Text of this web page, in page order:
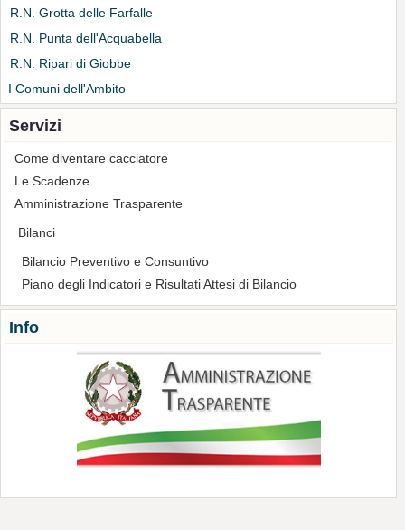
R.N. Grotta delle Farfalle
R.N. Punta dell'Acquabella
R.N. Ripari di Giobbe
I Comuni dell'Ambito
Servizi
Come diventare cacciatore
Le Scadenze
Amministrazione Trasparente
Bilanci
Bilancio Preventivo e Consuntivo
Piano degli Indicatori e Risultati Attesi di Bilancio
Info